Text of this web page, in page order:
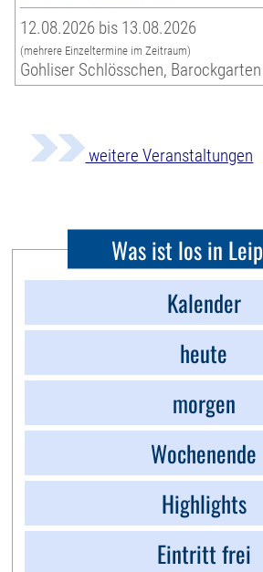
12.08.2026 bis 13.08.2026
(mehrere Einzeltermine im Zeitraum)
Gohliser Schlösschen, Barockgarten
weitere Veranstaltungen
Was ist los in
Kalender
heute
morgen
Wochenende
Highlights
Eintritt frei